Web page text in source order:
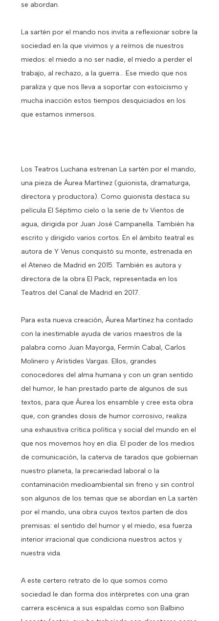
se abordan.
La sartén por el mando nos invita a reflexionar sobre la
sociedad en la que vivimos y a reírnos de nuestros
miedos: el miedo a no ser nadie, el miedo a perder el
trabajo, al rechazo, a la guerra... Ese miedo que nos
paraliza y que nos lleva a soportar con estoicismo y
mucha inacción estos tiempos desquiciados en los
que estamos inmersos.
Los Teatros Luchana estrenan La sartén por el mando,
una pieza de Áurea Martínez (guionista, dramaturga,
directora y productora). Como guionista destaca su
película El Séptimo cielo o la serie de tv Vientos de
agua, dirigida por Juan José Campanella. También ha
escrito y dirigido varios cortos. En el ámbito teatral es
autora de Y Venus conquistó su monte, estrenada en
el Ateneo de Madrid en 2015. También es autora y
directora de la obra El Pack, representada en los
Teatros del Canal de Madrid en 2017.
Para esta nueva creación, Áurea Martínez ha contado
con la inestimable ayuda de varios maestros de la
palabra como Juan Mayorga, Fermín Cabal, Carlos
Molinero y Arístides Vargas. Ellos, grandes
conocedores del alma humana y con un gran sentido
del humor, le han prestado parte de algunos de sus
textos, para que Áurea los ensamble y cree esta obra
que, con grandes dosis de humor corrosivo, realiza
una exhaustiva crítica política y social del mundo en el
que nos movemos hoy en día. El poder de los medios
de comunicación, la caterva de tarados que gobiernan
nuestro planeta, la precariedad laboral o la
contaminación medioambiental sin freno y sin control
son algunos de los temas que se abordan en La sartén
por el mando, una obra cuyos textos parten de dos
premisas: el sentido del humor y el miedo, esa fuerza
interior irracional que condiciona nuestros actos y
nuestra vida.
A este certero retrato de lo que somos como
sociedad le dan forma dos intérpretes con una gran
carrera escénica a sus espaldas como son Balbino